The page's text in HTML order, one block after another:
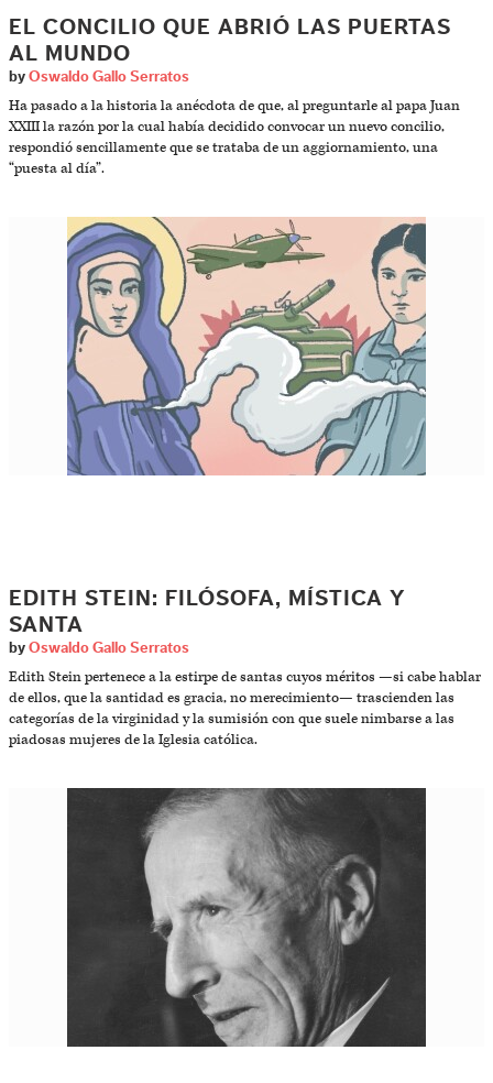
EL CONCILIO QUE ABRIÓ LAS PUERTAS
AL MUNDO
by Oswaldo Gallo Serratos
Ha pasado a la historia la anécdota de que, al preguntarle al papa Juan
XXIII la razón por la cual había decidido convocar un nuevo concilio,
respondió sencillamente que se trataba de un aggiornamiento, una
“puesta al día”.
EDITH STEIN: FILÓSOFA, MÍSTICA Y
SANTA
by Oswaldo Gallo Serratos
Edith Stein pertenece a la estirpe de santas cuyos méritos —si cabe hablar
de ellos, que la santidad es gracia, no merecimiento— trascienden las
categorías de la virginidad y la sumisión con que suele nimbarse a las
piadosas mujeres de la Iglesia católica.